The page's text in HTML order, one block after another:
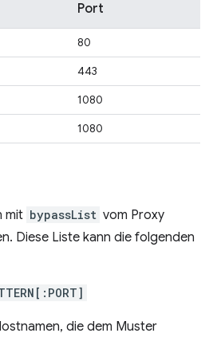
Port
80
443
1080
1080
mit bypassList vom Proxy
Diese Liste kann die folgenden
die dem Muster